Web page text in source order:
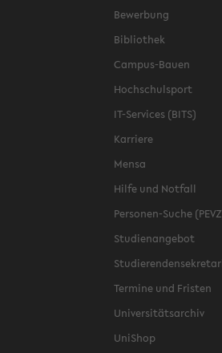
Bewerbung
Bibliothek
Campus-Bauen
Hochschulsport
IT-Services (BITS)
Karriere
Mensa
Hilfe und Notfall
Personen-Suche
Studienangebot
Termine und Fristen
Universitätsarchiv
UniShop